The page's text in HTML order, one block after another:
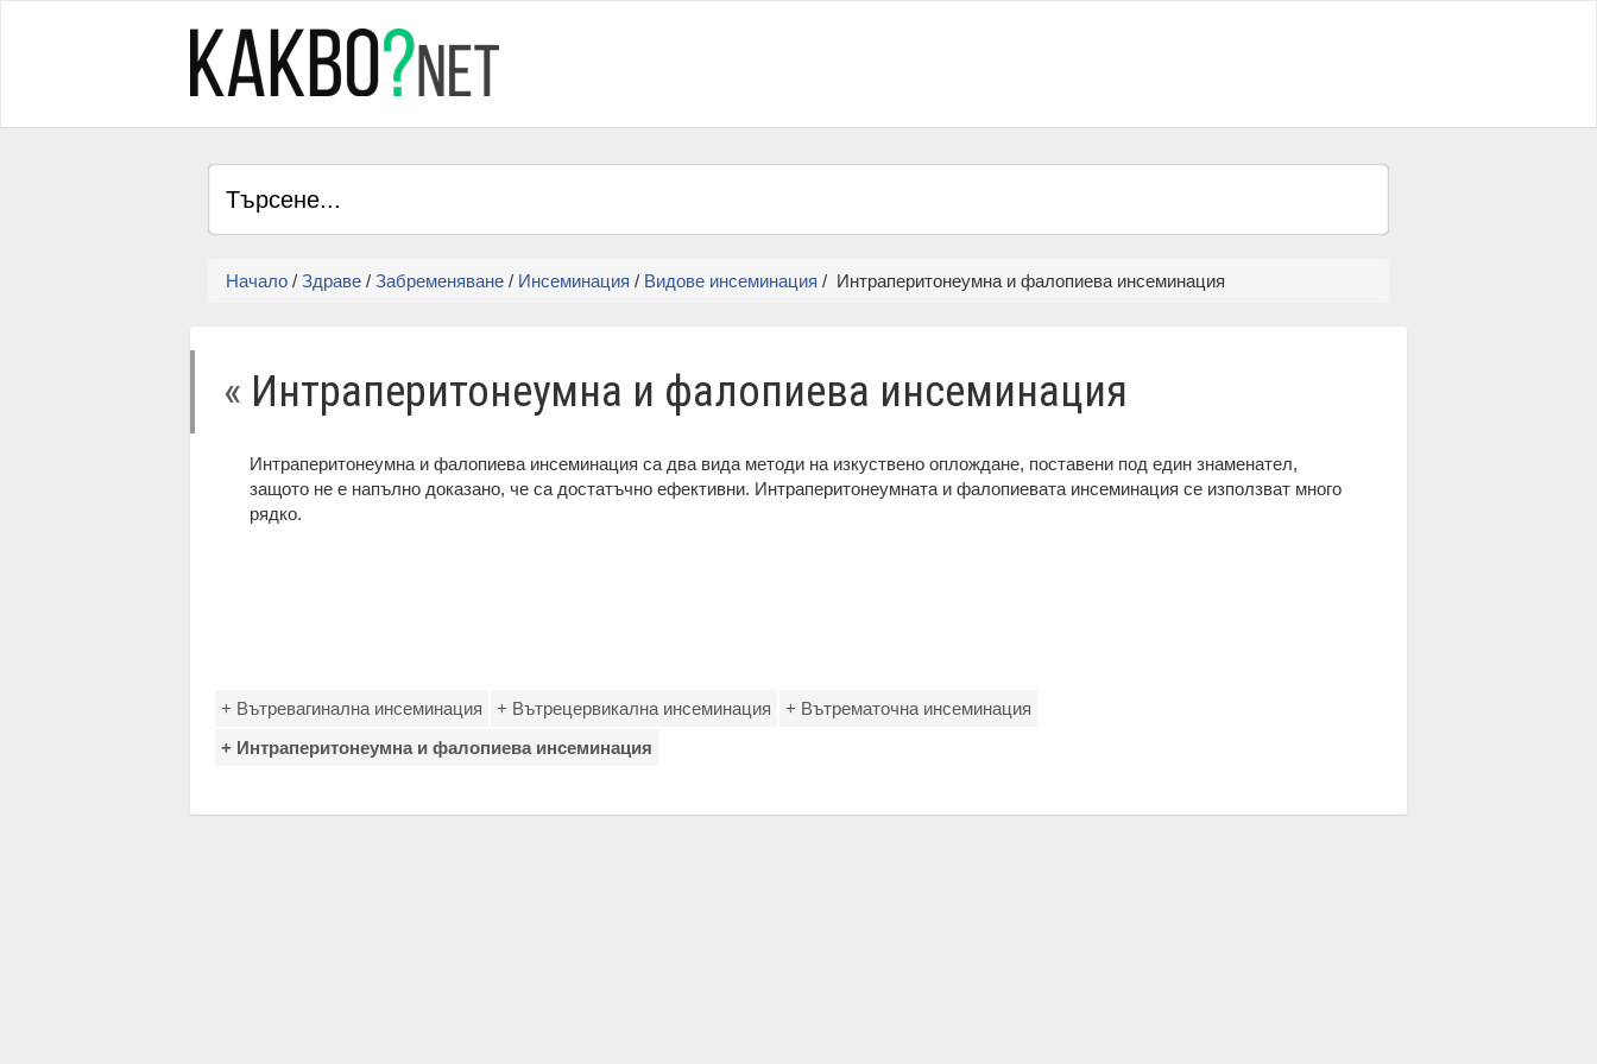
Начало / Здраве / Забременяване / Инсеминация / Видове инсеминация / Интраперитонеумна и фалопиева инсеминация
« Интраперитонеумна и фалопиева инсеминация
Интраперитонеумна и фалопиева инсеминация са два вида методи на изкуствено оплождане, поставени под един знаменател,
защото не е напълно доказано, че са достатъчно ефективни. Интраперитонеумната и фалопиевата инсеминация се използват много
рядко.
+ Вътревагинална инсеминация + Вътрецервикална инсеминация
+ Вътрематочна инсеминация
+ Интраперитонеумна и фалопиева инсеминация